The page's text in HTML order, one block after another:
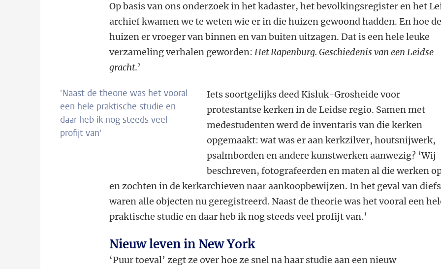
Op basis van ons onderzoek in het kadaster, het bevolkingsregister en het
archief kwamen we te weten wie er in die huizen gewoond hadden. En hoe de
huizen er vroeger van binnen en van buiten uitzagen. Dat is een hele leuke
verzameling verhalen geworden:Het Rapenburg. Geschiedenis van een Leidse
gracht.’
'Naast de theorie was het vooral
een hele praktische studie en
daar heb ik nog steeds veel
profijt van'
Iets soortgelijks deed Kisluk-Grosheide voor
protestantse kerken in de Leidse regio. Samen met
medestudenten werd de inventaris van die kerken
opgemaakt: wat was er aan kerkzilver, houtsnijwerk,
psalmborden en andere kunstwerken aanwezig? ‘Wij
beschreven, fotografeerden en maten al die werken
en zochten in de kerkarchieven naar aankoopbewijzen. In het geval van
waren alle objecten nu geregistreerd. Naast de theorie was het vooral een
praktische studie en daar heb ik nog steeds veel profijt van.’
Nieuw leven in New York
‘Puur toeval’ zegt ze over hoe ze snel na haar studie aan een nieuw